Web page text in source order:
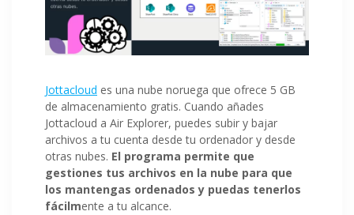
Jottacloud es una nube noruega que ofrece 5 GB
de almacenamiento gratis. Cuando añades
Jottacloud a Air Explorer, puedes subir y bajar
archivos a tu cuenta desde tu ordenador y desde
otras nubes. El programa permite que
gestiones tus archivos en la nube para que
los mantengas ordenados y puedas tenerlos
fácilmente a tu alcance.